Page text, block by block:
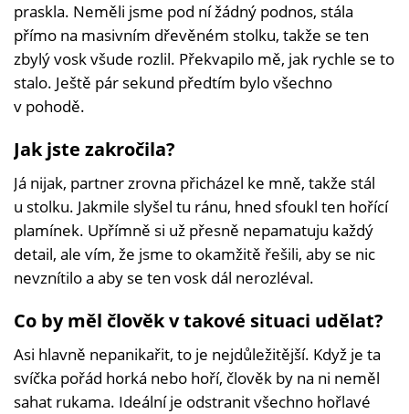
praskla. Neměli jsme pod ní žádný podnos, stála
přímo na masivním dřevěném stolku, takže se ten
zbylý vosk všude rozlil. Překvapilo mě, jak rychle se to
stalo. Ještě pár sekund předtím bylo všechno
v pohodě.
Jak jste zakročila?
Já nijak, partner zrovna přicházel ke mně, takže stál
u stolku. Jakmile slyšel tu ránu, hned sfoukl ten hořící
plamínek. Upřímně si už přesně nepamatuju každý
detail, ale vím, že jsme to okamžitě řešili, aby se nic
nevznítilo a aby se ten vosk dál nerozléval.
Co by měl člověk v takové situaci udělat?
Asi hlavně nepanikařit, to je nejdůležitější. Když je ta
svíčka pořád horká nebo hoří, člověk by na ni neměl
sahat rukama. Ideální je odstranit všechno hořlavé